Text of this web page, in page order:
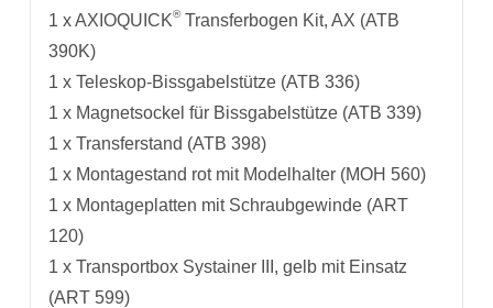
1 x AXIOQUICK®Transferbogen Kit, AX (ATB
390K)
1 x Teleskop-Bissgabelstütze (ATB 336)
1 x Magnetsockel für Bissgabelstütze (ATB 339)
1 x Transferstand (ATB 398)
1 x Montagestand rot mit Modelhalter (MOH 560)
1 x Montageplatten mit Schraubgewinde (ART
120)
1 x Transportbox Systainer III, gelb mit Einsatz
(ART 599)